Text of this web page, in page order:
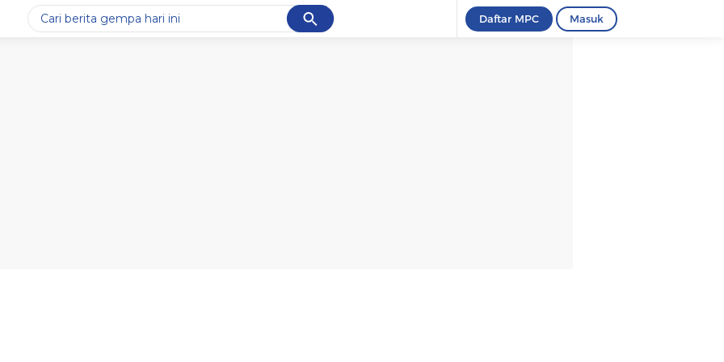
Cancel Daftar MPC Masuk